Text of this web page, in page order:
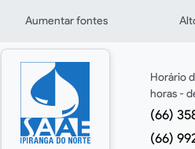
Seção de
Ir para a busca [alt+3]
Ir para o rodapé [alt+4]
Aumentar fontes
Horário
horas -
(66)
(66)